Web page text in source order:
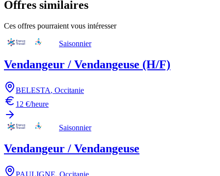
Offres similaires
Ces offres pourraient vous intéresser
Saisonnier
Vendangeur / Vendangeuse (H/F)
BELESTA, Occitanie
12 €/heure
Saisonnier
Vendangeur / Vendangeuse
PAULIGNE, Occitanie